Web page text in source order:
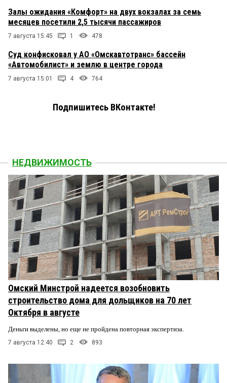
Залы ожидания «Комфорт» на двух вокзалах за семь
месяцев посетили 2,5 тысячи пассажиров
7 августа 15:45 1 478
Суд конфисковал у АО «Омскавтотранс» бассейн
«Автомобилист» и землю в центре города
7 августа 15:01 4 764
Подпишитесь ВКонтакте!
НЕДВИЖИМОСТЬ
Омский Минстрой надеется возобновить
строительство дома для дольщиков на 70 лет
Октября в августе
Деньги выделены, но еще не пройдена повторная экспертиза.
7 августа 12:40 2 893